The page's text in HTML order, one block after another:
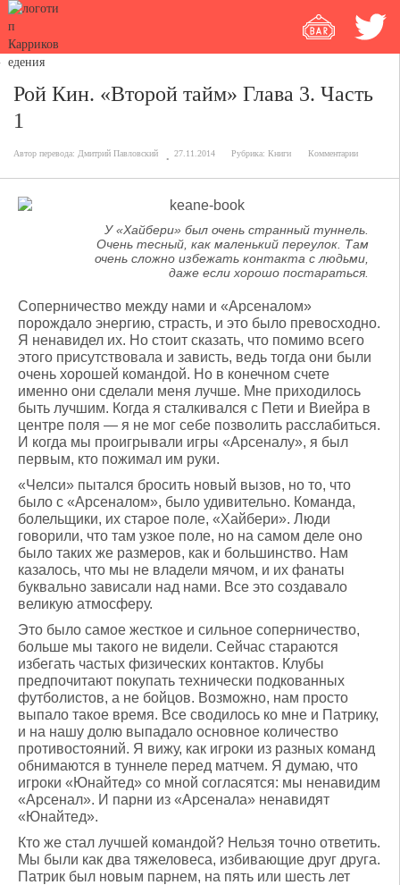
Рой Кин. «Второй тайм» Глава 3. Часть
1
Автор перевода: Дмитрий Павловский 27.11.2014 Рубрика: Книги Комментарии
У «Хайбери» был очень странный туннель.
Очень тесный, как маленький переулок. Там
очень сложно избежать контакта с людьми,
даже если хорошо постараться.
Соперничество между нами и «Арсеналом»
порождало энергию, страсть, и это было превосходно.
Я ненавидел их. Но стоит сказать, что помимо всего
этого присутствовала и зависть, ведь тогда они были
очень хорошей командой. Но в конечном счете
именно они сделали меня лучше. Мне приходилось
быть лучшим. Когда я сталкивался с Пети и Виейра в
центре поля — я не мог себе позволить расслабиться.
И когда мы проигрывали игры «Арсеналу», я был
первым, кто пожимал им руки.
«Челси» пытался бросить новый вызов, но то, что
было с «Арсеналом», было удивительно. Команда,
болельщики, их старое поле, «Хайбери». Люди
говорили, что там узкое поле, но на самом деле оно
было таких же размеров, как и большинство. Нам
казалось, что мы не владели мячом, и их фанаты
буквально зависали над нами. Все это создавало
великую атмосферу.
Это было самое жесткое и сильное соперничество,
больше мы такого не видели. Сейчас стараются
избегать частых физических контактов. Клубы
предпочитают покупать технически подкованных
футболистов, а не бойцов. Возможно, нам просто
выпало такое время. Все сводилось ко мне и Патрику,
и на нашу долю выпадало основное количество
противостояний. Я вижу, как игроки из разных команд
обнимаются в туннеле перед матчем. Я думаю, что
игроки «Юнайтед» со мной согласятся: мы ненавидим
«Арсенал». И парни из «Арсенала» ненавидят
«Юнайтед».
Кто же стал лучшей командой? Нельзя точно ответить.
Мы были как два тяжеловеса, избивающие друг друга.
Патрик был новым парнем, на пять или шесть лет